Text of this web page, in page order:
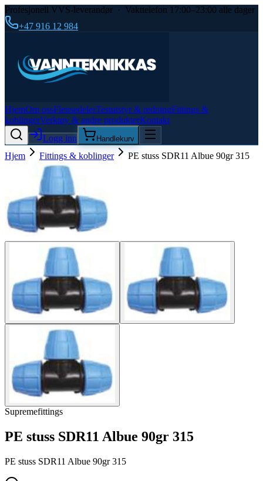
Profesjonell VVS-leverandør · Vakttelefon 17:00–23:00 alle dager
+47 916 12 984
HjemOm ossFlensedelerTestutstyr & redningFittings &
koblingerVerktøy & andre produkterKontakt
Logg inn
Handlekurv
Hjem Fittings & koblinger PE stuss SDR11 Albue 90gr 315
Supremefittings
PE stuss SDR11 Albue 90gr 315
PE stuss SDR11 Albue 90gr 315